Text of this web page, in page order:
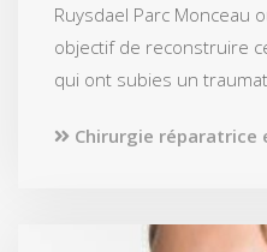
Ruysdael Parc Monceau
objectif de reconstruire
qui ont subies un
Chirurgie réparatrice